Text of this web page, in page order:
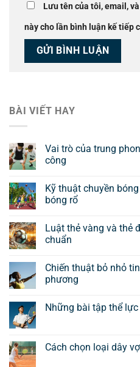
Lưu tên của tôi, email,
này cho lần bình luận kế tiếp
BÀI VIẾT HAY
Vai trò của trung
công
Kỹ thuật chuyền
bóng rổ
Luật thẻ vàng và thẻ
chuẩn
Chiến thuật bỏ nhỏ
phương
Những bài tập thể
Cách chọn loại dây